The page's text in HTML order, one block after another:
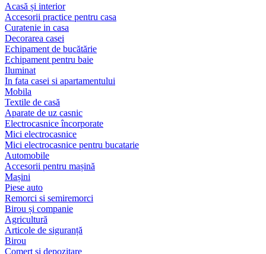
Acasă și interior
Accesorii practice pentru casa
Curatenie in casa
Decorarea casei
Echipament de bucătărie
Echipament pentru baie
Iluminat
In fata casei si apartamentului
Mobila
Textile de casă
Aparate de uz casnic
Electrocasnice încorporate
Mici electrocasnice
Mici electrocasnice pentru bucatarie
Automobile
Accesorii pentru mașină
Mașini
Piese auto
Remorci si semiremorci
Birou și companie
Agricultură
Articole de siguranță
Birou
Comerț și depozitare